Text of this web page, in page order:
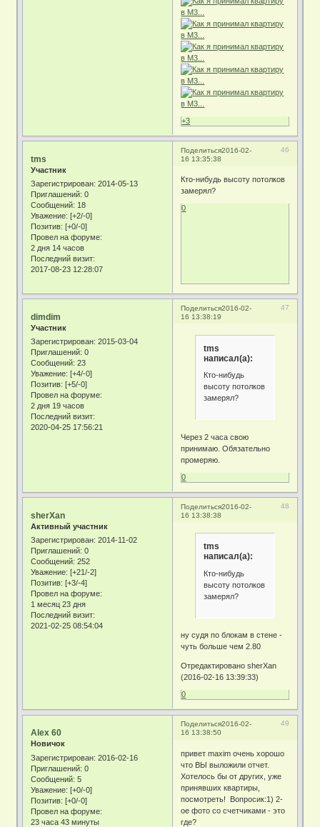
+3
Поделиться 46
2016-02-
16 13:35:38
tms
Участник
Зарегистрирован: 2014-05-13
Приглашений: 0
Сообщений: 18
Уважение: [+2/-0]
Позитив: [+0/-0]
Провел на форуме:
2 дня 14 часов
Последний визит:
2017-08-23 12:28:07
Кто-нибудь высоту потолков
замерял?
0
Поделиться 47
2016-02-
16 13:38:19
dimdim
Участник
Зарегистрирован: 2015-03-04
Приглашений: 0
Сообщений: 23
Уважение: [+4/-0]
Позитив: [+5/-0]
Провел на форуме:
2 дня 19 часов
Последний визит:
2020-04-25 17:56:21
tms
написал(а):
Кто-нибудь
высоту потолков
замерял?
Через 2 часа свою
принимаю. Обязательно
промеряю.
0
Поделиться 48
2016-02-
16 13:38:38
sherXan
Активный участник
Зарегистрирован: 2014-11-02
Приглашений: 0
Сообщений: 252
Уважение: [+21/-2]
Позитив: [+3/-4]
Провел на форуме:
1 месяц 23 дня
Последний визит:
2021-02-25 08:54:04
tms
написал(а):
Кто-нибудь
высоту потолков
замерял?
ну судя по блокам в стене -
чуть больше чем 2.80
Отредактировано sherXan
(2016-02-16 13:39:33)
0
Поделиться 49
2016-02-
16 13:38:50
Alex 60
Новичок
Зарегистрирован: 2016-02-16
Приглашений: 0
Сообщений: 5
Уважение: [+0/-0]
Позитив: [+0/-0]
Провел на форуме:
23 часа 43 минуты
привет maxim очень хорошо
что ВЫ выложили отчет.
Хотелось бы от других, уже
принявших квартиры,
посмотреть! Вопросик:1) 2-
ое фото со счетчиками - это
где?